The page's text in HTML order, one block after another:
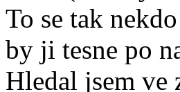
To se tak
by ji tesne po
Hledal jsem ve